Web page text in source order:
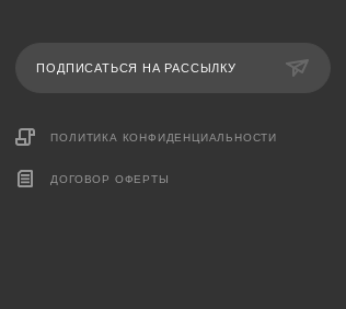
ПОДПИСАТЬСЯ НА РАССЫЛКУ
ПОЛИТИКА КОНФИДЕНЦИАЛЬНОСТИ
ДОГОВОР ОФЕРТЫ